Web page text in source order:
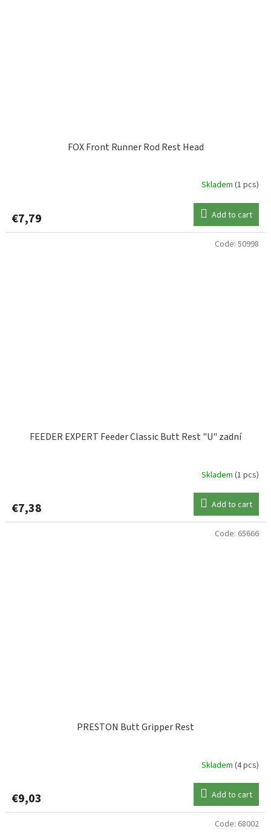
FOX Front Runner Rod Rest Head
Skladem (1 pcs)
€7,79 Add to cart
FEEDER EXPERT Feeder Classic Butt Rest "U" zadní
Skladem (1 pcs)
€7,38 Add to cart
Code: 50998
PRESTON Butt Gripper Rest
Skladem (4 pcs)
€9,03 Add to cart
Code: 65666
Code: 68002